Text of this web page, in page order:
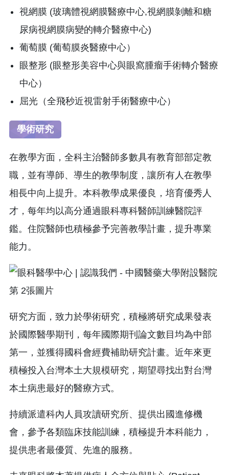
視網膜 (玻璃體視網膜醫療中心,視網膜剝離和糖
尿病視網膜病變的轉介醫療中心)
葡萄膜 (葡萄膜炎醫療中心）
眼整形 (眼整形美容中心與眼窩腫瘤手術轉介醫療
中心）
屈光（全飛秒近視雷射手術醫療中心）
學術研究
在教學方面，全科主治醫師多數具有教育部部定教
職，並有導師、導生的教學制度，讓所有人在教學
相長中向上提升。本科教學成果優良，培育優秀人
才，每年均以高分通過眼科專科醫師訓練醫院評
鑑。住院醫師也積極參予完善教學計畫，提升專業
能力。
研究方面，致力於學術研究，積極將研究成果發表
於國際醫學期刊，每年國際期刊論文數目均為中部
第一，並獲得國科會經費補助研究計畫。近年來更
積極投入台灣本土大規模研究，期望尋找出對台灣
本土病患最好的醫療方式。
持續派遣科內人員攻讀研究所、提供出國進修機
會，參予各類臨床技能訓練，積極提升本科能力，
提供患者最優質、先進的服務。